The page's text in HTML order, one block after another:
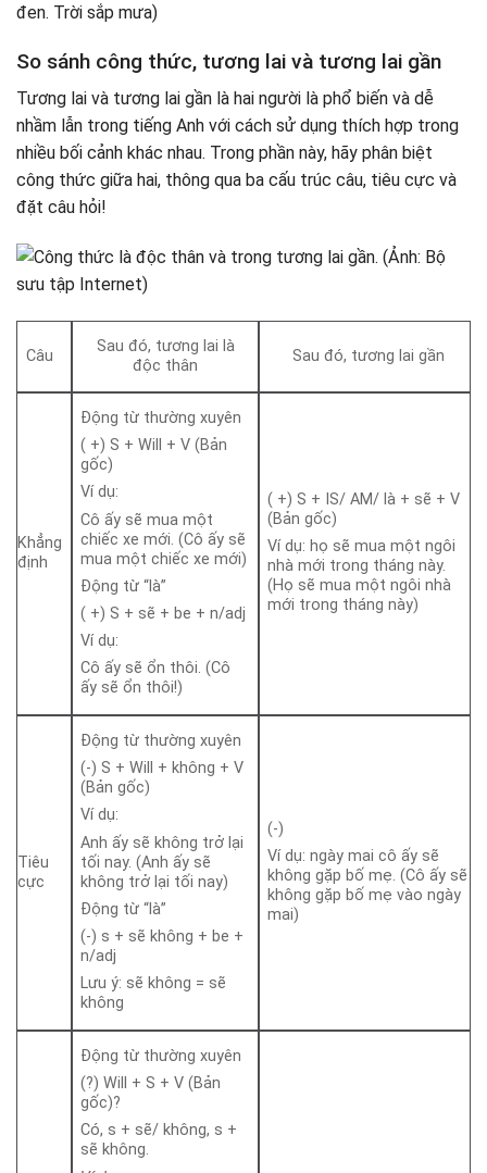
đen. Trời sắp mưa)
So sánh công thức, tương lai và tương lai gần
Tương lai và tương lai gần là hai người là phổ biến và dễ
nhầm lẫn trong tiếng Anh với cách sử dụng thích hợp trong
nhiều bối cảnh khác nhau. Trong phần này, hãy phân biệt
công thức giữa hai, thông qua ba cấu trúc câu, tiêu cực và
đặt câu hỏi!
Câu
Sau đó, tương lai là
độc thân
Sau đó, tương lai gần
Khẳng
định
Động từ thường xuyên
( +) S + Will + V (Bản
gốc)
Ví dụ:
Cô ấy sẽ mua một
chiếc xe mới. (Cô ấy sẽ
mua một chiếc xe mới)
Động từ “là”
( +) S + sẽ + be + n/adj
Ví dụ:
Cô ấy sẽ ổn thôi. (Cô
ấy sẽ ổn thôi!)
( +) S + IS/ AM/ là + sẽ + V
(Bản gốc)
Ví dụ: họ sẽ mua một ngôi
nhà mới trong tháng này.
(Họ sẽ mua một ngôi nhà
mới trong tháng này)
Tiêu
cực
Động từ thường xuyên
(-) S + Will + không + V
(Bản gốc)
Ví dụ:
Anh ấy sẽ không trở lại
tối nay. (Anh ấy sẽ
không trở lại tối nay)
Động từ “là”
(-) s + sẽ không + be +
n/adj
Lưu ý: sẽ không = sẽ
không
(-)
Ví dụ: ngày mai cô ấy sẽ
không gặp bố mẹ. (Cô ấy sẽ
không gặp bố mẹ vào ngày
mai)
Động từ thường xuyên
(?) Will + S + V (Bản
gốc)?
Có, s + sẽ/ không, s +
sẽ không.